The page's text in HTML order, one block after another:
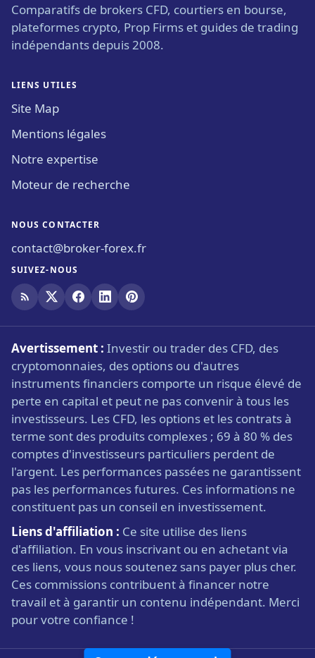
Comparatifs de brokers CFD, courtiers en bourse,
plateformes crypto, Prop Firms et guides de trading
indépendants depuis 2008.
LIENS UTILES
Site Map
Mentions légales
Notre expertise
Moteur de recherche
NOUS CONTACTER
contact@broker-forex.fr
SUIVEZ-NOUS
Avertissement : Investir ou trader des CFD, des
cryptomonnaies, des options ou d'autres
instruments financiers comporte un risque élevé de
perte en capital et peut ne pas convenir à tous les
investisseurs. Les CFD, les options et les contrats à
terme sont des produits complexes ; 69 à 80 % des
comptes d'investisseurs particuliers perdent de
l'argent. Les performances passées ne garantissent
pas les performances futures. Ces informations ne
constituent pas un conseil en investissement.
Liens d'affiliation : Ce site utilise des liens
d'affiliation. En vous inscrivant ou en achetant via
ces liens, vous nous soutenez sans payer plus cher.
Ces commissions contribuent à financer notre
travail et à garantir un contenu indépendant. Merci
pour votre confiance !